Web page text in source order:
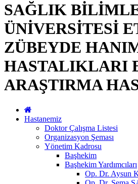
SAĞLIK
ÜNİVERSİTESİ
ZÜBEYDE
HASTALIKLARI
ARAŞTIRMA
Hastanemiz
Doktor Çalışma Listesi
Organizasyon Şeması
Yönetim Kadrosu
Başhekim
Başhekim Yardımcıları
Op. Dr. Aysun